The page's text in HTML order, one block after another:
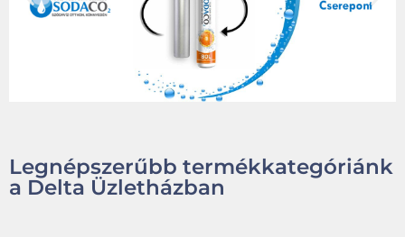
Legnépszerűbb termékkategóriánk
a Delta Üzletházban